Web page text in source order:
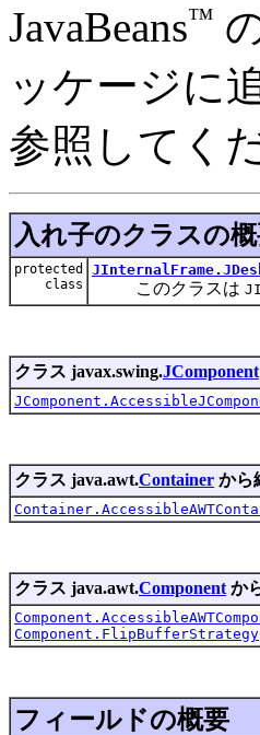
JavaBeans™
ッケージに
参照してく
入れ子のクラスの
protected
class
このクラスは
クラス javax.swing.JComponent
クラス java.awt.Container から
クラス java.awt.Component か
Component.FlipBufferStrategy
フィールドの概要